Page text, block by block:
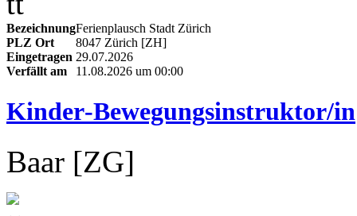
BezeichnungFerienplausch Stadt Zürich
PLZ Ort
8047 Zürich [ZH]
Eingetragen 29.07.2026
Verfällt am
11.08.2026 um 00:00
Kinder‑Bewegungsinstruktor/in
Baar [ZG]